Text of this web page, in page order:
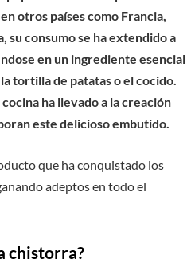
otros países como Francia,
su consumo se ha extendido a
en un ingrediente esencial
tortilla de patatas o el cocido.
ha llevado a la creación
este delicioso embutido.
que ha conquistado los
adeptos en todo el
chistorra?